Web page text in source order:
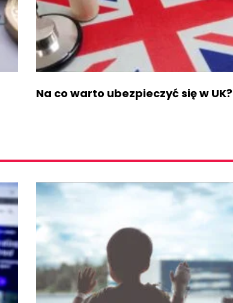
Na co warto ubezpieczyć się w UK?